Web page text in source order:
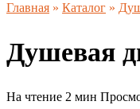
Главная » Каталог »
Душевая
На чтение 2 мин